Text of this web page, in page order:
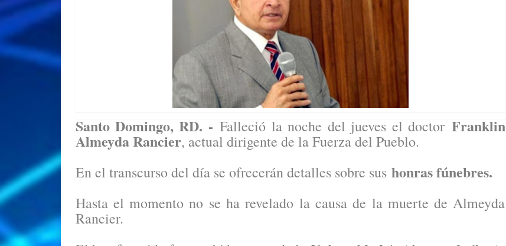
Santo Domingo, RD. - Falleció la noche del jueves el doctor Franklin
Almeyda Rancier, actual dirigente de la Fuerza del Pueblo.
En el transcurso del día se ofrecerán detalles sobre sus honras fúnebres.
Hasta el momento no se ha revelado la causa de la muerte de Almeyda
Rancier.